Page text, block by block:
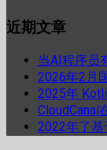
近期文章
当AI程序员
2026年2月
2025年
CloudCanal
2022年了基